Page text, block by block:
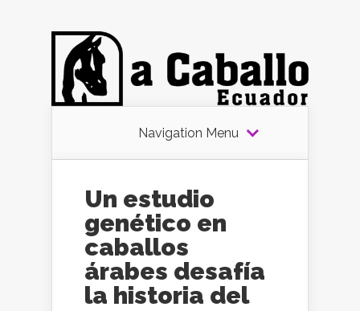
Navigation Menu
Un estudio
genético en
caballos
árabes desafía
la historia del